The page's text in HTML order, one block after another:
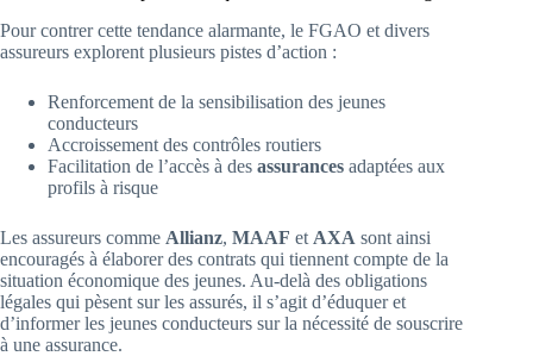
Pour contrer cette tendance alarmante, le FGAO et divers
assureurs explorent plusieurs pistes d’action :
Renforcement de la sensibilisation des jeunes
conducteurs
Accroissement des contrôles routiers
Facilitation de l’accès à des assurances adaptées aux
profils à risque
Les assureurs comme Allianz, MAAF et AXA sont ainsi
encouragés à élaborer des contrats qui tiennent compte de la
situation économique des jeunes. Au-delà des obligations
légales qui pèsent sur les assurés, il s’agit d’éduquer et
d’informer les jeunes conducteurs sur la nécessité de souscrire
à une assurance.